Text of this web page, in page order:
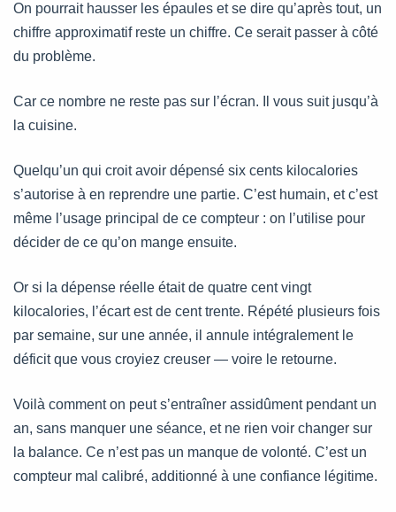
On pourrait hausser les épaules et se dire qu’après tout, un
chiffre approximatif reste un chiffre. Ce serait passer à côté
du problème.
Car ce nombre ne reste pas sur l’écran. Il vous suit jusqu’à
la cuisine.
Quelqu’un qui croit avoir dépensé six cents kilocalories
s’autorise à en reprendre une partie. C’est humain, et c’est
même l’usage principal de ce compteur : on l’utilise pour
décider de ce qu’on mange ensuite.
Or si la dépense réelle était de quatre cent vingt
kilocalories, l’écart est de cent trente. Répété plusieurs fois
par semaine, sur une année, il annule intégralement le
déficit que vous croyiez creuser — voire le retourne.
Voilà comment on peut s’entraîner assidûment pendant un
an, sans manquer une séance, et ne rien voir changer sur
la balance. Ce n’est pas un manque de volonté. C’est un
compteur mal calibré, additionné à une confiance légitime.